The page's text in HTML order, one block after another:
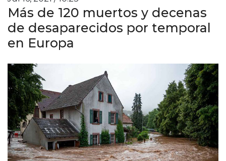
Más de 120 muertos y decenas
de desaparecidos por temporal
en Europa